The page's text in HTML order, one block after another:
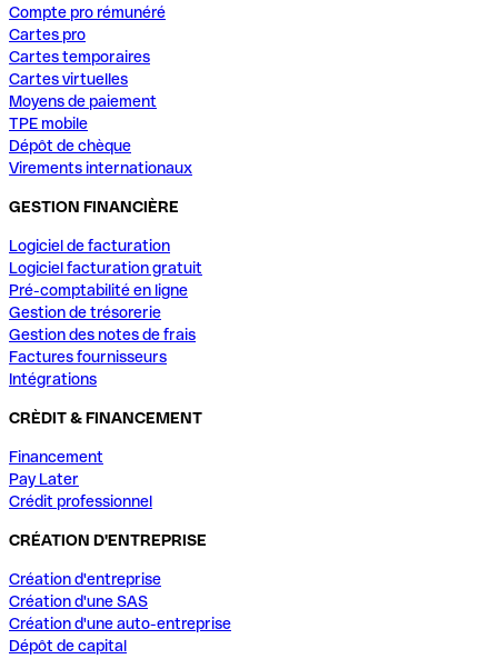
Compte pro rémunéré
Cartes pro
Cartes temporaires
Cartes virtuelles
Moyens de paiement
TPE mobile
Dépôt de chèque
Virements internationaux
GESTION FINANCIÈRE
Logiciel de facturation
Logiciel facturation gratuit
Pré-comptabilité en ligne
Gestion de trésorerie
Gestion des notes de frais
Factures fournisseurs
Intégrations
CRÈDIT & FINANCEMENT
Financement
Pay Later
Crédit professionnel
CRÉATION D'ENTREPRISE
Création d'entreprise
Création d'une SAS
Création d'une auto-entreprise
Dépôt de capital